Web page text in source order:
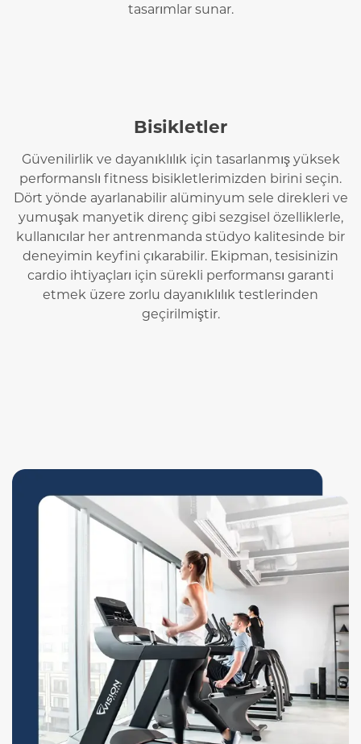
tasarımlar sunar.
Bisikletler
Güvenilirlik ve dayanıklılık için tasarlanmış yüksek
performanslı fitness bisikletlerimizden birini seçin.
Dört yönde ayarlanabilir alüminyum sele direkleri ve
yumuşak manyetik direnç gibi sezgisel özelliklerle,
kullanıcılar her antrenmanda stüdyo kalitesinde bir
deneyimin keyfini çıkarabilir. Ekipman, tesisinizin
cardio ihtiyaçları için sürekli performansı garanti
etmek üzere zorlu dayanıklılık testlerinden
geçirilmiştir.